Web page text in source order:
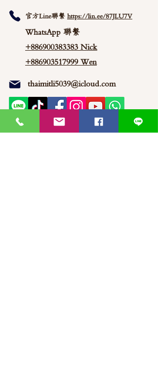
官方Line聯繫 https://lin.ee/87JLU7V
WhatsApp 聯繫
+886900383383 Nick
+886903517999 Wen
thaimitli5039@icloud.com